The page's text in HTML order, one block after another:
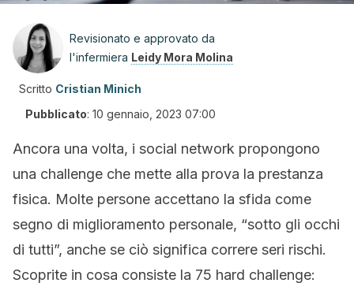
Revisionato e approvato da
l'infermiera Leidy Mora Molina
Scritto Cristian Minich
Pubblicato: 10 gennaio, 2023 07:00
Ancora una volta, i social network propongono
una challenge che mette alla prova la prestanza
fisica. Molte persone accettano la sfida come
segno di miglioramento personale, “sotto gli occhi
di tutti”, anche se ciò significa correre seri rischi.
Scoprite in cosa consiste la 75 hard challenge: